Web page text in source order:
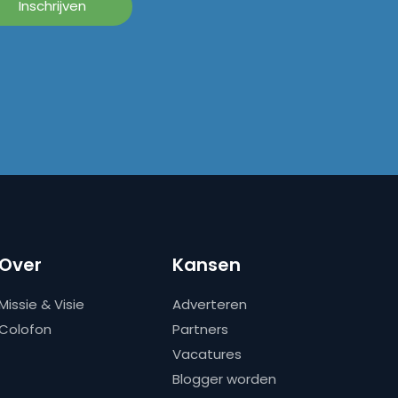
Over
& Visie
Kansen
Adverteren
Partners
Vacatures
Blogger worden